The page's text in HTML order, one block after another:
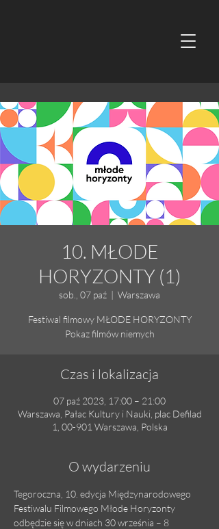
10. MŁODE
HORYZONTY (1)
sob., 07 paź
  |
Warszawa
Festiwal filmowy MŁODE HORYZONTY
Pokaz filmów niemych
Czas i lokalizacja
07 paź 2023, 17:00 – 21:00
Warszawa, Pałac Kultury i Nauki, plac Defilad
1, 00-901 Warszawa, Polska
O wydarzeniu
Tegoroczna, 10. edycja Międzynarodowego
Festiwalu Filmowego Młode Horyzonty
odbędzie się w dniach 30 września – 8